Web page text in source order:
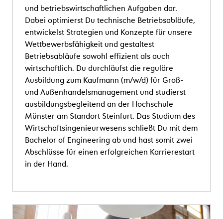
und betriebswirtschaftlichen Aufgaben dar.
Dabei optimierst Du technische Betriebsabläufe,
entwickelst Strategien und Konzepte für unsere
Wettbewerbsfähigkeit und gestaltest
Betriebsabläufe sowohl effizient als auch
wirtschaftlich. Du durchläufst die reguläre
Ausbildung zum Kaufmann (m/w/d) für Groß-
und Außenhandelsmanagement und studierst
ausbildungsbegleitend an der Hochschule
Münster am Standort Steinfurt. Das Studium des
Wirtschaftsingenieurwesens schließt Du mit dem
Bachelor of Engineering ab und hast somit zwei
Abschlüsse für einen erfolgreichen Karrierestart
in der Hand.